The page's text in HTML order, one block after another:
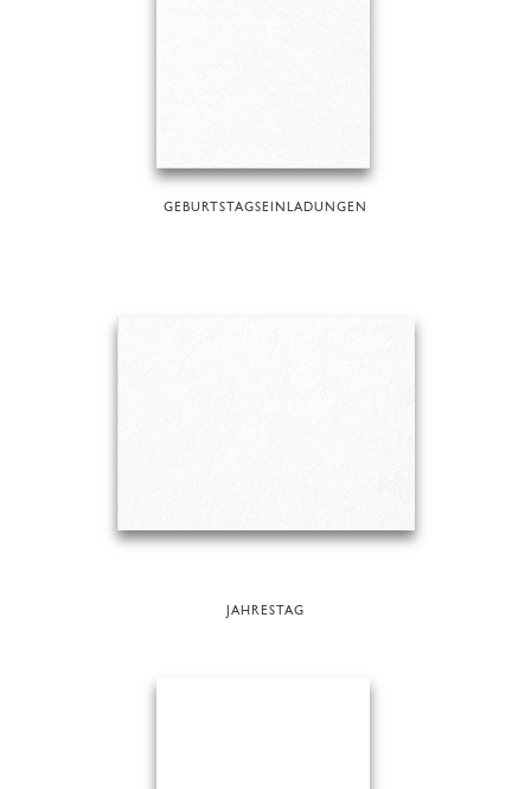
GEBURTSTAGSEINLADUNGEN
JAHRESTAG